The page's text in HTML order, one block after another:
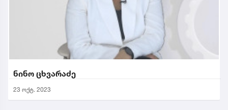
ნინო ცხვარაძე
23 ოქტ. 2023